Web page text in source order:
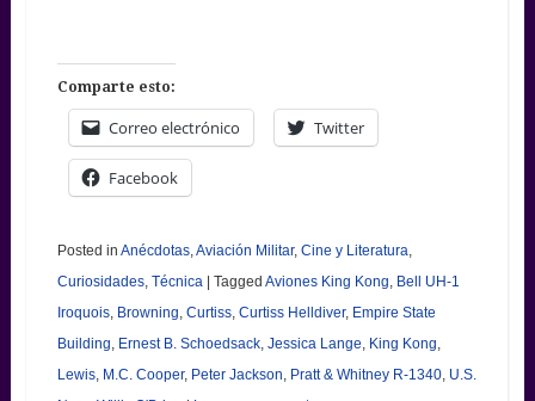
Comparte esto:
Correo electrónico Twitter
Facebook
Posted in Anécdotas, Aviación Militar, Cine y Literatura
Curiosidades, Técnica | Tagged Aviones King Kong Bell UH-1
Iroquois, Browning Curtiss, Curtiss Helldiver, Empire State
Building Ernest B. Schoedsack, Jessica Lange King Kong
Lewis, M.C. Cooper, Peter Jackson Pratt & Whitney R-1340, U.S.